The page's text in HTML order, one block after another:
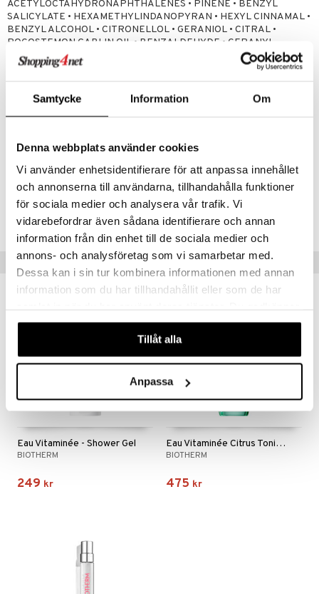
Samtycke Information Om
Denna webbplats använder cookies
Vi använder enhetsidentifierare för att anpassa innehållet
och annonserna till användarna, tillhandahålla funktioner
för sociala medier och analysera vår trafik. Vi
vidarebefordrar även sådana identifierare och annan
information från din enhet till de sociala medier och
annons- och analysföretag som vi samarbetar med.
Dessa kan i sin tur kombinera informationen med annan
information som du har tillhandahållit eller som de har
våra cookies vid fortsatt användande av vår webbplats.
Tillåt alla
Anpassa
ACETYLOCTAHYDRONAPHTHALENES • PINENE • BENZYL
SALICYLATE • HEXAMETHYLINDANOPYRAN • HEXYL CINNAMAL •
BENZYL ALCOHOL • CITRONELLOL • GERANIOL • CITRAL •
POGOSTEMON CABLIN OIL • BENZALDEHYDE • GERANYL
ACETATE • TERPINOLENE • TERPINEOL • FARNESOL • BETA-
CARYOPHYLLENE • ROSE KETONES • VANILLIN • ALPHA-
N70028866/2).
The product ingredients list may be updated from time to time. Always
Artikelnr
CBI84-BT-10-XX-XX
Lägsta pris senaste 30 dagarna: 109 kr
Tips till dig
Eau Vitaminée - Shower Gel
BIOTHERM
249 kr
Eau Vitaminée Citrus Tonic - Body Mist
BIOTHERM
475 kr